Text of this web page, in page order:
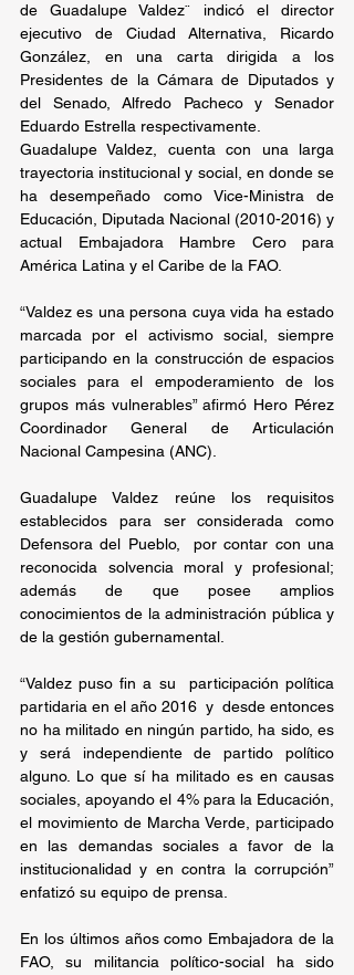
de Guadalupe Valdez¨ indicó el director
ejecutivo de Ciudad Alternativa, Ricardo
González, en una carta dirigida a los
Presidentes de la Cámara de Diputados y
del Senado, Alfredo Pacheco y Senador
Eduardo Estrella respectivamente.
Guadalupe Valdez, cuenta con una larga
trayectoria institucional y social, en donde se
ha desempeñado como Vice-Ministra de
Educación, Diputada Nacional (2010-2016) y
actual Embajadora Hambre Cero para
América Latina y el Caribe de la FAO.
“Valdez es una persona cuya vida ha estado
marcada por el activismo social, siempre
participando en la construcción de espacios
sociales para el empoderamiento de los
grupos más vulnerables” afirmó Hero Pérez
Coordinador General de Articulación
Nacional Campesina (ANC).
Guadalupe Valdez reúne los requisitos
establecidos para ser considerada como
Defensora del Pueblo,  por contar con una
reconocida solvencia moral y profesional;
además de que posee amplios
conocimientos de la administración pública y
de la gestión gubernamental.
“Valdez puso fin a su  participación política
partidaria en el año 2016  y  desde entonces
no ha militado en ningún partido, ha sido, es
y será independiente de partido político
alguno. Lo que sí ha militado es en causas
sociales, apoyando el 4% para la Educación,
el movimiento de Marcha Verde, participado
en las demandas sociales a favor de la
institucionalidad y en contra la corrupción”
enfatizó su equipo de prensa.
En los últimos años como Embajadora de la
FAO, su militancia político-social ha sido